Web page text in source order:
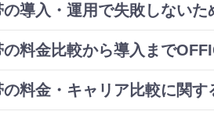
導入・運用で失敗しないた
料金比較から導入まで
料金・キャリア比較に関す